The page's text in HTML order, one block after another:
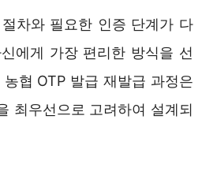
차와 필요한 인증 단계가 다
에게 가장 편리한 방식을 선
협 OTP 발급 재발급 과정은
최우선으로 고려하여 설계되